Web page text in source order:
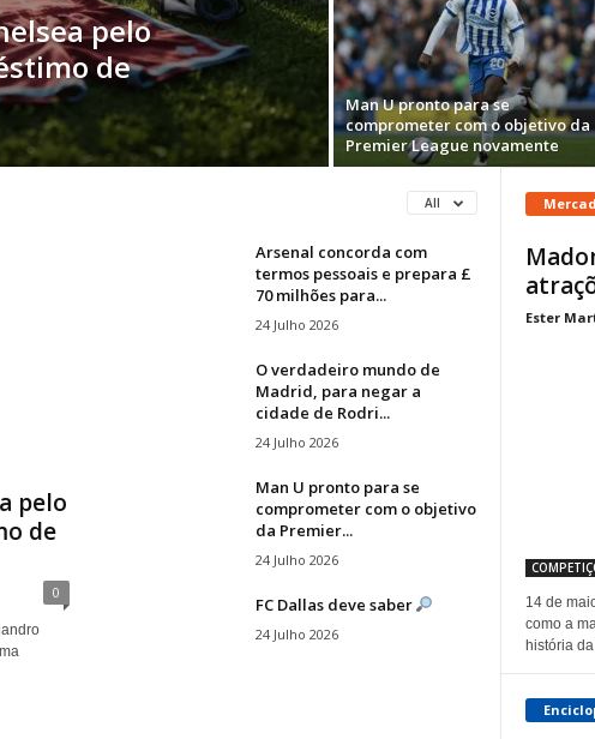
pelo
de
Man U pronto para se
comprometer com o objetivo da
Premier League novamente
All
pelo
de
0
Arsenal concorda com
termos pessoais e prepara £
70 milhões para...
24 Julho 2026
O verdadeiro mundo de
Madrid, para negar a
cidade de Rodri...
24 Julho 2026
Man U pronto para se
comprometer com o objetivo
da Premier...
24 Julho 2026
FC Dallas deve saber
24 Julho 2026
Ester
14 de
como a
história